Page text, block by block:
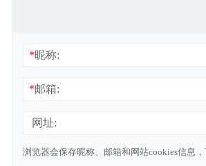
*昵称:
*邮箱:
网址:
浏览器会保存昵称、邮箱和网站cookies信息，